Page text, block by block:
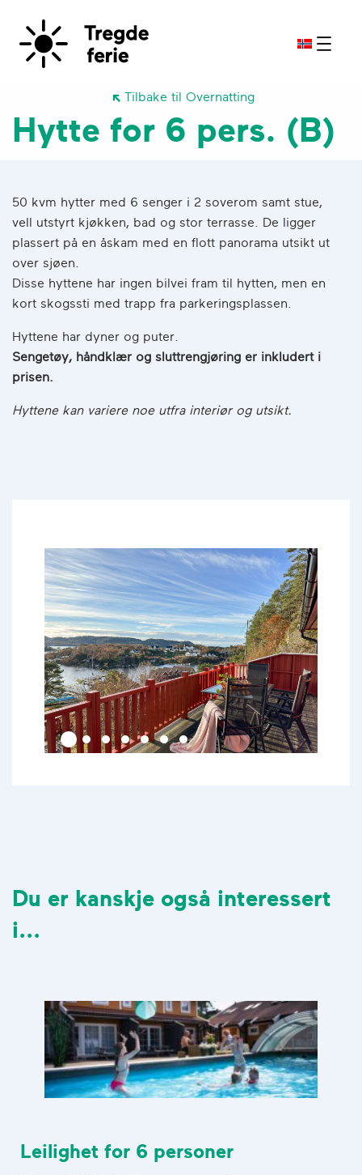
Tilbake til Overnatting
Hytte for 6 pers. (B)
50 kvm hytter med 6 senger i 2 soverom samt stue,
vell utstyrt kjøkken, bad og stor terrasse. De ligger
plassert på en åskam med en flott panorama utsikt ut
over sjøen.
Disse hyttene har ingen bilvei fram til hytten, men en
kort skogssti med trapp fra parkeringsplassen.
Hyttene har dyner og puter.
Sengetøy, håndklær og sluttrengjøring er inkludert i
prisen.
Hyttene kan variere noe utfra interiør og utsikt.
Du er kanskje også interessert
i...
Leilighet for 6 personer